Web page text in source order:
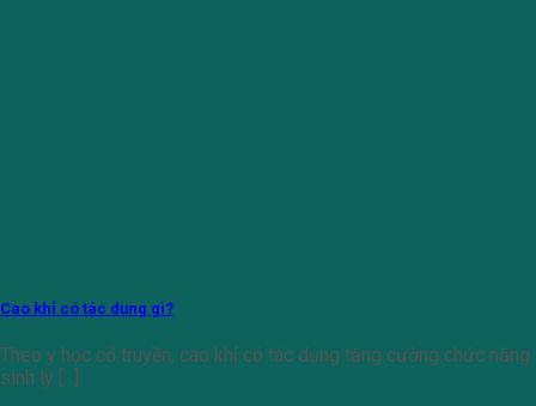
Cao khỉ có tác dụng gì?
Theo y học cổ truyền, cao khỉ có tác dụng tăng cường chức năng
sinh lý [...]